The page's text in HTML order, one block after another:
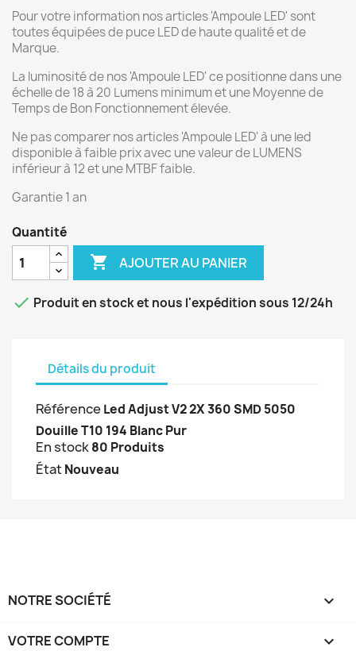
Pour votre information nos articles 'Ampoule LED' sont
toutes équipées de puce LED de haute qualité et de
Marque.
La luminosité de nos 'Ampoule LED' ce positionne dans une
échelle de 18 à 20 Lumens minimum et une Moyenne de
Temps de Bon Fonctionnement élevée.
Ne pas comparer nos articles 'Ampoule LED' à une led
disponible à faible prix avec une valeur de LUMENS
inférieur à 12 et une MTBF faible.
Garantie 1 an
Quantité
 AJOUTER AU PANIER
 Produit en stock et nous l'expédition sous 12/24h
Détails du produit
Référence Led Adjust V2 2X 360 SMD 5050
Douille T10 194 Blanc Pur
En stock80 Produits
ÉtatNouveau
NOTRE SOCIÉTÉ 
VOTRE COMPTE 